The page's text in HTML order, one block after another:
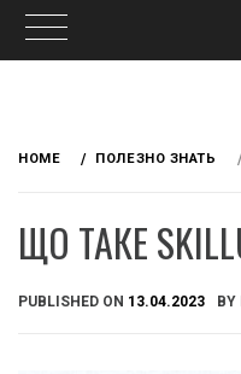
HOME ПОЛЕЗНО ЗНАТЬ
ЩО ТАКЕ
PUBLISHED ON 13.04.2023 BY